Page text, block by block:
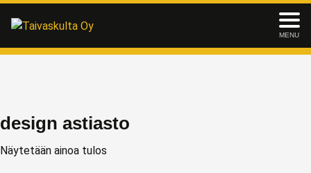
MENU
design astiasto
Näytetään ainoa tulos